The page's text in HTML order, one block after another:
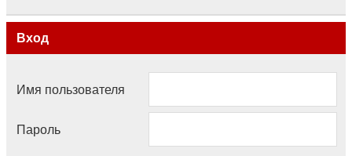
Вход
Имя пользователя
Пароль